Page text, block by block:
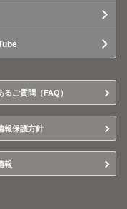
るご質問（FAQ）
報保護方針
報